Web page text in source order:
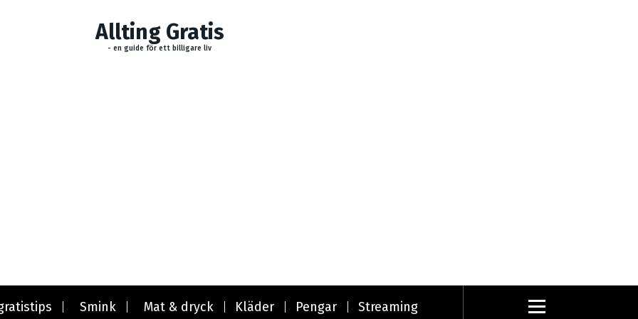
Allting Gratis
- en guide för ett billigare liv
Smink Mat & dryck Kläder Pengar Streaming